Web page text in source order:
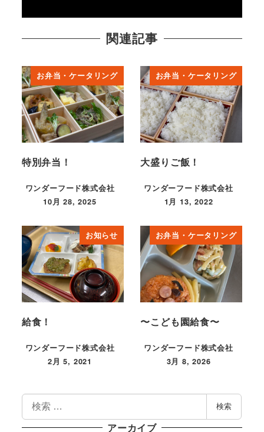
関連記事
お弁当・ケータリング
特別弁当！
ワンダーフード株式会社
投稿日
10月 28, 2025
お弁当・ケータリング
大盛りご飯！
ワンダーフード株式会社
投稿日
1月 13, 2022
お知らせ
給食！
ワンダーフード株式会社
投稿日
2月 5, 2021
お弁当・ケータリング
〜こども園給食〜
ワンダーフード株式会社
投稿日
3月 8, 2026
検
索
検索
アーカイブ